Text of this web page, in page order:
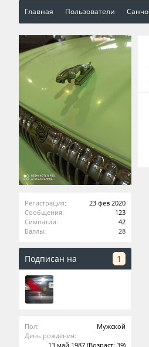
Главная Пользователи Санчо
Регистрация:
23 фев 2020
Сообщения:
123
Симпатии:
42
Баллы:
28
Подписан на 1
Пол:
Мужской
День рождения:
13 май 1987 (Возраст: 39)